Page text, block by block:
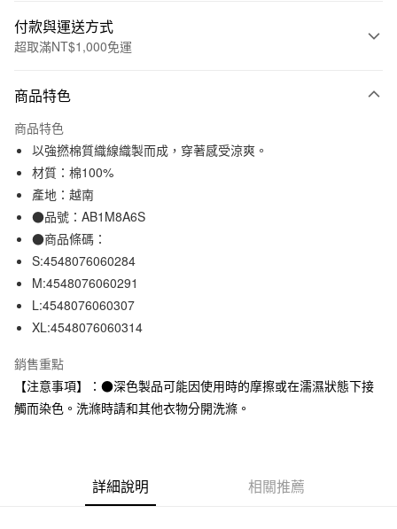
付款與運送方式
超取滿NT$1,000免運
信用卡一次付款
信用卡分期付款
3 期 0 利率 每期
合作金庫商業銀行
華南商業銀行
上海商業儲蓄銀行
臺灣中小企業銀行
匯豐（台灣）商業銀行
聯邦商業銀行
元大商業銀行
台新國際商業銀行
台灣樂天信用卡公司
超商取貨付款
LINE Pay
Apple Pay
街口支付
悠遊付
運送方式
全家取貨付款
每筆NT$65，滿NT$1,000(含以上)免運費
商品特色
商品特色
以強撚棉質織線織製而成，穿著感受涼爽。
材質：棉100%
產地：越南
●品號：AB1M8A6S
●商品條碼：
S:4548076060284
M:4548076060291
L:4548076060307
XL:4548076060314
銷售重點
【注意事項】：●深色製品可能因使用時的摩擦或在濡濕狀態下接
觸而染色。洗滌時請和其他衣物分開洗滌。
詳細說明 相關推薦